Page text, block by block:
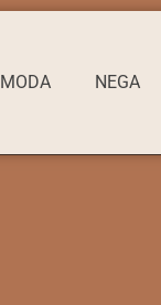
MODA NEGA